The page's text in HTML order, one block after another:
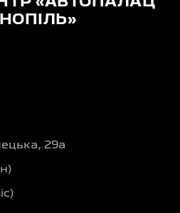
«АВТОПАЛАЦ
29а